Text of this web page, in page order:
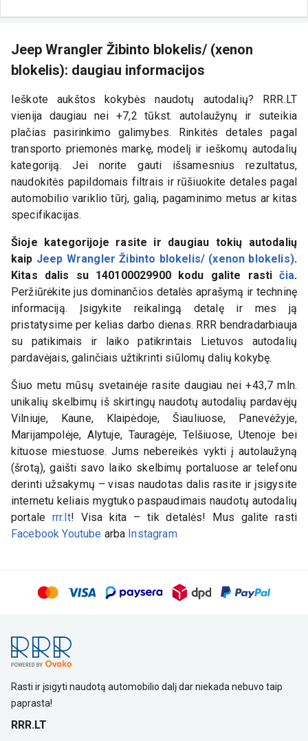
Jeep Wrangler Žibinto blokelis/ (xenon
blokelis): daugiau informacijos
Ieškote aukštos kokybės naudotų autodalių? RRR.LT
vienija daugiau nei +7,2 tūkst. autolaužynų ir suteikia
plačias pasirinkimo galimybes. Rinkitės detales pagal
transporto priemonės markę, modelį ir ieškomų autodalių
kategoriją. Jei norite gauti išsamesnius rezultatus,
naudokitės papildomais filtrais ir rūšiuokite detales pagal
automobilio variklio tūrį, galią, pagaminimo metus ar kitas
specifikacijas.
Šioje kategorijoje rasite ir daugiau tokių autodalių
kaip Jeep Wrangler Žibinto blokelis/ (xenon blokelis).
Kitas dalis su 140100029900kodu galite rastičia.
Peržiūrėkite jus dominančios detalės aprašymą ir techninę
informaciją. Įsigykite reikalingą detalę ir mes ją
pristatysime per kelias darbo dienas. RRR bendradarbiauja
su patikimais ir laiko patikrintais Lietuvos autodalių
pardavėjais, galinčiais užtikrinti siūlomų dalių kokybę.
Šiuo metu mūsų svetainėje rasite daugiau nei +43,7 mln.
unikalių skelbimų iš skirtingų naudotų autodalių pardavėjų
Vilniuje, Kaune, Klaipėdoje, Šiauliuose, Panevėžyje,
Marijampolėje, Alytuje, Tauragėje, Telšiuose, Utenoje bei
kituose miestuose. Jums nebereikės vykti į autolaužyną
(šrotą), gaišti savo laiko skelbimų portaluose ar telefonu
derinti užsakymų – visas naudotas dalis rasite ir įsigysite
internetu keliais mygtuko paspaudimais naudotų autodalių
portale rrr.lt! Visa kita – tik detalės! Mus galite rasti
Facebook Youtube arba Instagram
Rasti ir įsigyti naudotą automobilio dalį dar niekada nebuvo taip
paprasta!
RRR.LT